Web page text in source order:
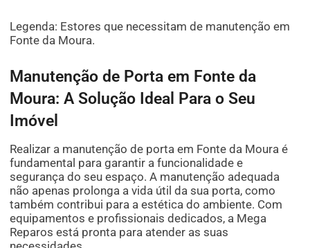
Legenda: Estores que necessitam de manutenção em
Fonte da Moura.
Manutenção de Porta em Fonte da
Moura: A Solução Ideal Para o Seu
Imóvel
Realizar a manutenção de porta em Fonte da Moura é
fundamental para garantir a funcionalidade e
segurança do seu espaço. A manutenção adequada
não apenas prolonga a vida útil da sua porta, como
também contribui para a estética do ambiente. Com
equipamentos e profissionais dedicados, a Mega
Reparos está pronta para atender as suas